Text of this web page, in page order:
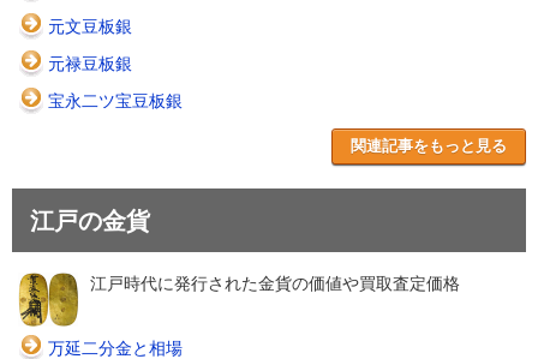
元文豆板銀
元禄豆板銀
宝永二ツ宝豆板銀
関連記事をもっと見る
江戸の金貨
江戸時代に発行された金貨の価値や買取査定価格
万延二分金と相場